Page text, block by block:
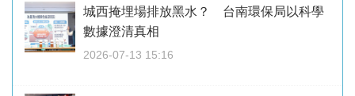
城西掩埋場排放黑水？ 台南環保局以科學
數據澄清真相
2026-07-13 15:16